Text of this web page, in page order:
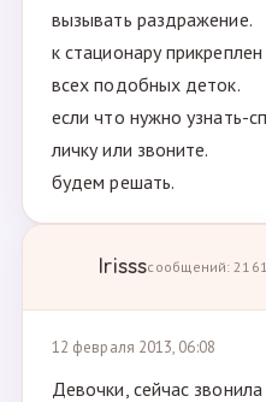
вызывать раздражение.
к стационару
всех подобных деток.
если что нужно узнать-
личку или звоните.
будем решать.
Irisssсообщений: 2161
12 февраля 2013, 06:08
Девочки, сейчас